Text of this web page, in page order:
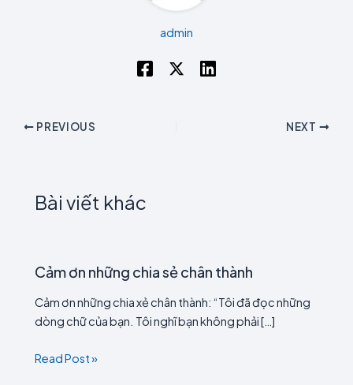
admin
PREVIOUS NEXT
Bài viết khác
Cảm ơn những chia sẻ chân thành
Cảm ơn những chia xẻ chân thành: “Tôi đã đọc những
dòng chữ của bạn. Tôi nghĩ bạn không phải […]
Read Post »